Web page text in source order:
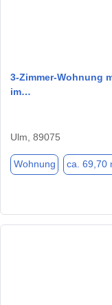
3-Zimmer-Wohnung
im…
Ulm, 89075
Wohnung ca. 69,70